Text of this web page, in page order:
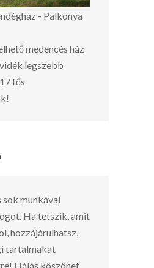
- Palkonya
medencés ház
legszebb
fős
munkával
Ha tetszik, amit
hozzájárulhatsz,
tartalmakat
Hálás köszönet